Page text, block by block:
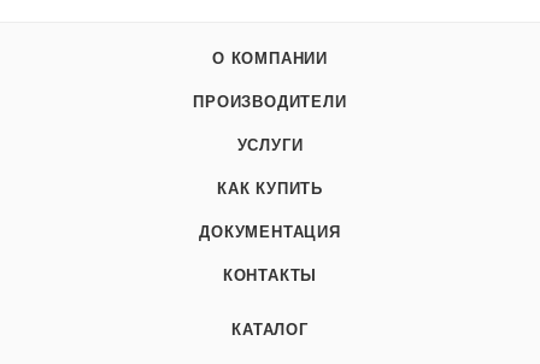
О КОМПАНИИ
ПРОИЗВОДИТЕЛИ
УСЛУГИ
КАК КУПИТЬ
ДОКУМЕНТАЦИЯ
КОНТАКТЫ
КАТАЛОГ